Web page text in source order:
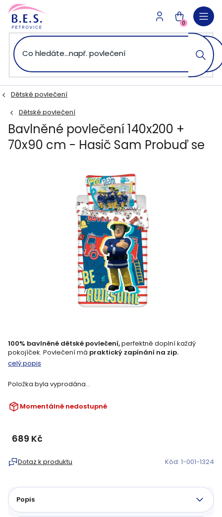
Přejít
obsah
NÁKUPNÍ
KOŠÍK
0
Dětské povlečení
Dětské povlečení
Bavlněné povlečení 140x200 +
70x90 cm - Hasič Sam Probuď se
Momentálně nedostupné
Položka byla vyprodána…
100% bavlněné dětské povlečení,perfektně doplní každý
pokojíček. Povlečení má praktický zapínání na zip.
celý popis
Dotaz k produktu Kód: 1-001-1324
689 Kč
cena:
Popis